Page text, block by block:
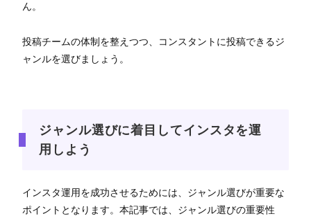
ん。
投稿チームの体制を整えつつ、コンスタントに投稿できるジ
ャンルを選びましょう。
ジャンル選びに着目してインスタを運
用しよう
インスタ運用を成功させるためには、ジャンル選びが重要な
ポイントとなります。本記事では、ジャンル選びの重要性